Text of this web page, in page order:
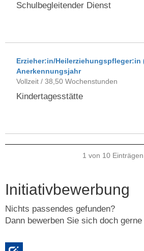
Schulbegleitender Dienst
Erzieher:in/Heilerziehungspfleger:in
Anerkennungsjahr
Vollzeit / 38,50 Wochenstunden
Kindertagesstätte
1 von 10 Einträgen
Initiativbewerbung
Nichts passendes gefunden?
Dann bewerben Sie sich doch